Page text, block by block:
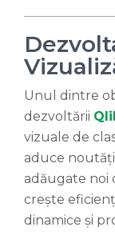
Unul dintre
dezvoltării
vizuale de
aduce
adăugate noi
crește
dinamice și